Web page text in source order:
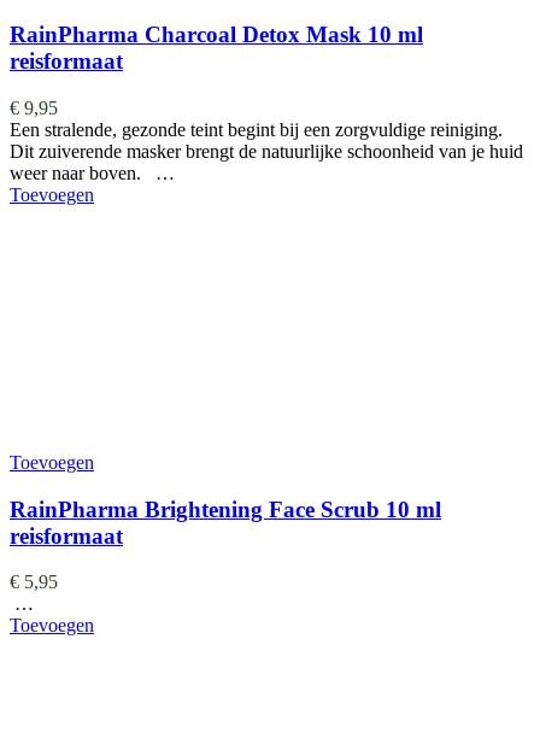
RainPharma Charcoal Detox Mask 10 ml
reisformaat
€ 9,95
Een stralende, gezonde teint begint bij een zorgvuldige reiniging.
Dit zuiverende masker brengt de natuurlijke schoonheid van je huid
weer naar boven. …
Toevoegen
Toevoegen
RainPharma Brightening Face Scrub 10 ml
reisformaat
€ 5,95
…
Toevoegen